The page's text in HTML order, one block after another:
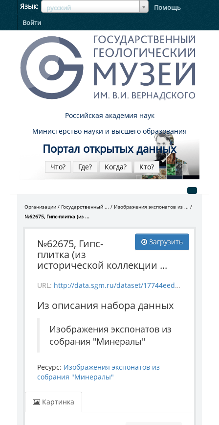
Язык русский
ЯзыкЯзык
Помощь
Войти
Российская академия наук
Министерство науки и высшего образования
Портал открытых данных
Что? Где? Когда? Кто?
Организации Государственный ...
Изображения экспонатов из ...
№62675, Гипс-плитка (из ...
Загрузить
№62675, Гипс-
плитка (из
исторической коллекции ...
URL: http://data.sgm.ru/dataset/17744eed-27fa-4a9a-bc72-4e657fa570af/resource/89cc1201-c23b-48d5-9543-f6a9619ce493/download/1-4286-62675.jpg
Из описания набора данных
Изображения экспонатов из
собрания "Минералы"
Ресурс: Изображения экспонатов из
собрания "Минералы"
Картинка